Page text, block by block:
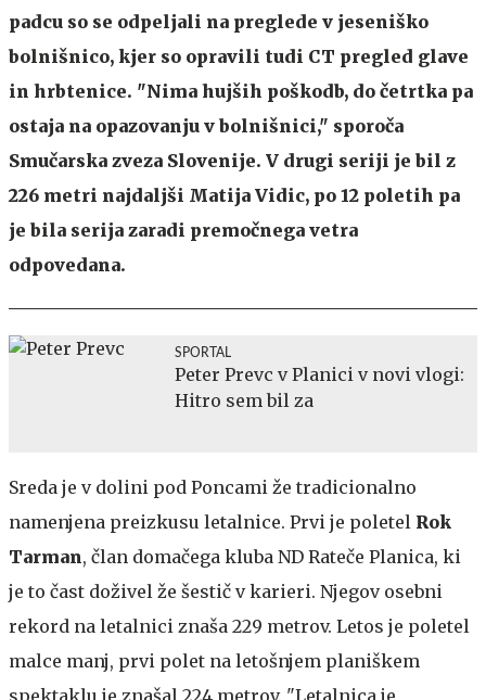
padcu so se odpeljali na preglede v jeseniško
bolnišnico, kjer so opravili tudi CT pregled glave
in hrbtenice. "Nima hujših poškodb, do četrtka pa
ostaja na opazovanju v bolnišnici," sporoča
Smučarska zveza Slovenije. V drugi seriji je bil z
226 metri najdaljši Matija Vidic, po 12 poletih pa
je bila serija zaradi premočnega vetra
odpovedana.
SPORTAL
Peter Prevc v Planici v novi vlogi:
Hitro sem bil za
Sreda je v dolini pod Poncami že tradicionalno
namenjena preizkusu letalnice. Prvi je poletel Rok
Tarman, član domačega kluba ND Rateče Planica, ki
je to čast doživel že šestič v karieri. Njegov osebni
rekord na letalnici znaša 229 metrov. Letos je poletel
malce manj, prvi polet na letošnjem planiškem
spektaklu je znašal 224 metrov. "Letalnica je